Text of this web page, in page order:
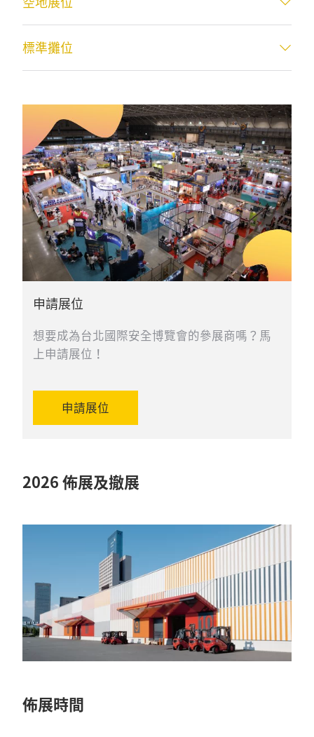
標準攤位
申請展位
想要成為台北國際安全博覽會的參展商嗎？馬
上申請展位！
申請展位
2026 佈展及撤展
佈展時間